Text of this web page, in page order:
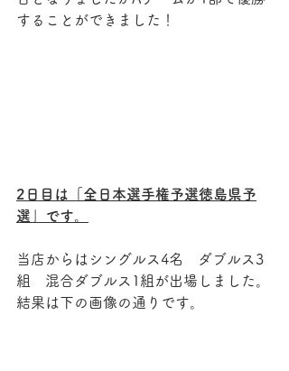
することができました！
2日目は「全日本選手権予選徳島県予
選」です。
当店からはシングルス4名　ダブルス3
組　混合ダブルス1組が出場しました。
結果は下の画像の通りです。